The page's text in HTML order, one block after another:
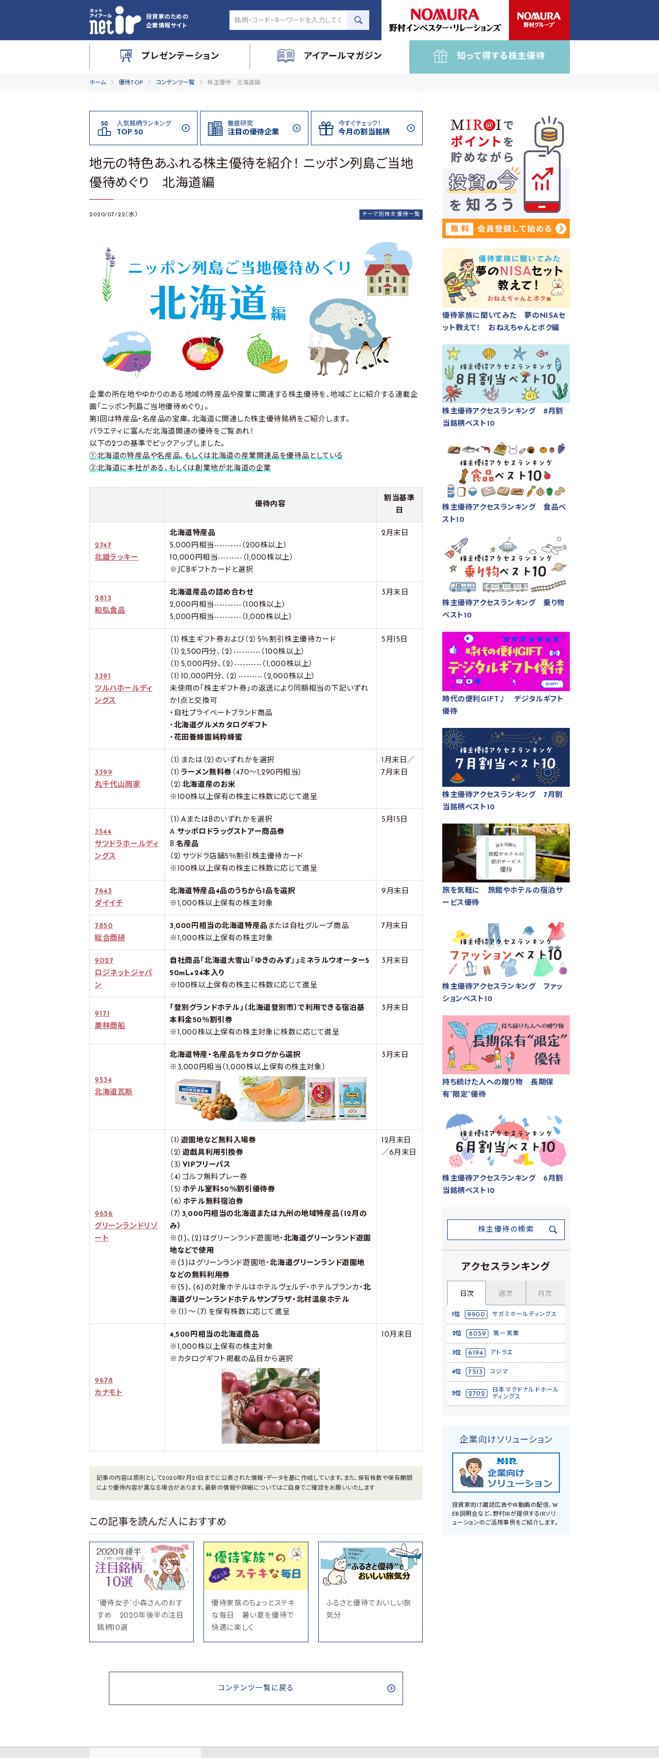
投資家のための
企業情報サイト
プレゼンテーション アイアールマガジン 知って得する株主優待
ホーム 優待TOP コンテンツ一覧 株主優待 北海道編
人気銘柄ランキング
TOP 50
徹底研究
注目の優待企業
今すぐチェック！
今月の割当銘柄
地元の特色あふれる株主優待を紹介！ ニッポン列島ご当地
優待めぐり 北海道編
2020/07/22（水） テーマ別株主優待一覧
企業の所在地やゆかりのある地域の特産品や産業に関連する株主優待を、地域ごとに紹介する連載企
画「ニッポン列島ご当地優待めぐり」。
第1回は特産品・名産品の宝庫、北海道に関連した株主優待銘柄をご紹介します。
バラエティに富んだ北海道関連の優待をご覧あれ！
以下の2つの基準でピックアップしました。
①北海道の特産品や名産品、もしくは北海道の産業関連品を優待品としている
②北海道に本社がある、もしくは創業地が北海道の企業
優待内容
割当基準
日
2747
北雄ラッキー
北海道特産品
5,000円相当----------（200株以上）
10,000円相当---------（1,000株以上）
※JCBギフトカードと選択
2月末日
2813
和弘食品
北海道産品の詰め合わせ
2,000円相当----------（100株以上）
5,000円相当----------（1,000株以上）
3月末日
3391
ツルハホールディ
ングス
（1）株主ギフト券および（2）5％割引株主優待カード
（1）2,500円分、（2）----------（100株以上）
（1）5,000円分、（2）----------（1,000株以上）
（1）10,000円分、（2）---------（2,000株以上）
未使用の「株主ギフト券」の返送により同額相当の下記いずれ
か1点と交換可
・自社プライベートブランド商品
・ 北海道グルメカタログギフト
・ 花田養蜂園純粋蜂蜜
5月15日
3399
丸千代山岡家
（1）または（2）のいずれかを選択
（1） ラーメン無料券 （470～1,290円相当）
（2） 北海道産のお米
※100株以上保有の株主に株数に応じて進呈
1月末日／
7月末日
3544
サツドラホールディ
ングス
（1）AまたはBのいずれかを選択
A.サッポロドラッグストアー商品券
B.名産品
（2）サツドラ店舗5％割引株主優待カード
※100株以上保有の株主に株数に応じて進呈
5月15日
7643
ダイイチ
北海道特産品4品のうちから1品を選択
※1,000株以上保有の株主対象
9月末日
7850
総合商研
3,000円相当の北海道特産品 または自社グループ商品
※1,000株以上保有の株主対象
7月末日
9027
ロジネットジャパ
ン
自社商品「北海道大雪山『ゆきのみず』」ミネラルウオーター5
50mL×24本入り
※100株以上保有の株主に株数に応じて進呈
3月末日
9171
栗林商船
「登別グランドホテル」（北海道登別市）で利用できる宿泊基
本料金50％割引券
※1,000株以上保有の株主対象に株数に応じて進呈
3月末日
9534
北海道瓦斯
北海道特産・名産品をカタログから選択
※3,000円相当（1,000株以上保有の株主対象）
3月末日
9656
グリーンランドリゾ
ート
（1） 遊園地など無料入場券
（2） 遊戯具利用引換券
（3） VIPフリーパス
（4）ゴルフ無料プレー券
（5） ホテル室料50％割引優待券
（6） ホテル無料宿泊券
（7） 3,000円相当の北海道または九州の地域特産品（12月の
み）
※(1)、(2)はグリーンランド遊園地・ 北海道グリーンランド遊園
地などで使用
※(3)はグリーンランド遊園地・北海道グリーンランド遊園地
などの無料利用券
※(5)、(6)の対象ホテルはホテルヴェルデ・ホテルブランカ・北
海道グリーンランドホテルサンプラザ・北村温泉ホテル
※（1）～（7）を保有株数に応じて進呈
12月末日
／6月末日
9678
カナモト
4,500円相当の北海道商品
※1,000株以上保有の株主対象
※カタログギフト掲載の品目から選択
10月末日
記事の内容は原則として2020年7月21日までに公表された情報・データを基に作成しています。また、保有株数や保有期間
により優待内容が異なる場合があります。最新の情報や詳細についてはご自身でご確認をお願いいたします
この記事を読んだ人におすすめ
“優待女子”小森さんのおす
すめ 2020年後半の注目
銘柄10選
優待家族のちょっとステキ
な毎日 暑い夏を優待で
快適に楽しく
ふるさと優待でおいしい旅
気分
コンテンツ一覧に戻る
優待家族に聞いてみた 夢のNISAセ
ット教えて！ おねえちゃんとボク編
株主優待アクセスランキング 8月割
当銘柄ベスト10
株主優待アクセスランキング 食品ベ
スト10
株主優待アクセスランキング 乗り物
ベスト10
時代の便利GIFT♪ デジタルギフト
優待
株主優待アクセスランキング 7月割
当銘柄ベスト10
旅を気軽に 旅館やホテルの宿泊サ
ービス優待
株主優待アクセスランキング ファッ
ションベスト10
持ち続けた人への贈り物 長期保
有“限定”優待
株主優待アクセスランキング 6月割
当銘柄ベスト10
株主優待の検索
アクセスランキング
日次 週次 月次
1位 9900 サガミホールディングス
2位 8059 第一実業
3位 6194 アトラエ
4位 7513 コジマ
5位 2702
日本マクドナルドホール
ディングス
企業向けソリューション
投資家向け雑誌広告やIR動画の配信、W
EB説明会など、野村IRが提供するIRソリ
ューションのご活用事例をご紹介します。